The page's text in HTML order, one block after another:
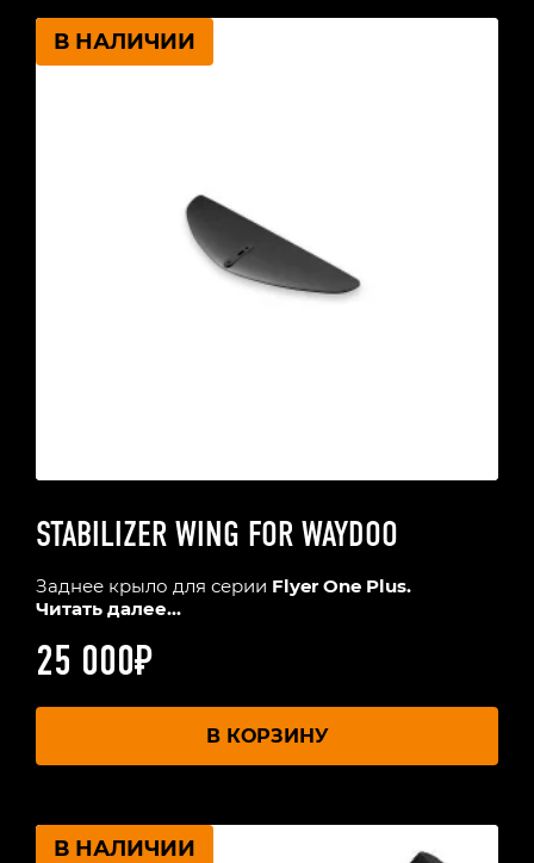
В НАЛИЧИИ
STABILIZER WING FOR WAYDOO
Заднее крыло для серии Flyer One Plus.
Читать далее...
25 000₽
В КОРЗИНУ
В НАЛИЧИИ